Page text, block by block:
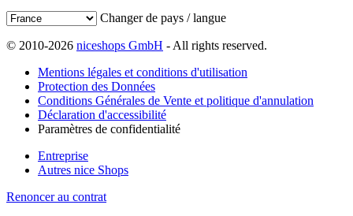
Changer de pays / langue
© 2010-2026 niceshops GmbH - All rights reserved.
Mentions légales et conditions d'utilisation
Protection des Données
Conditions Générales de Vente et politique d'annulation
Déclaration d'accessibilité
Paramètres de confidentialité
Entreprise
Autres nice Shops
Renoncer au contrat